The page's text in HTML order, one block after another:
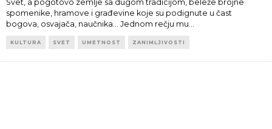
Svet, a pogotovo zemlje sa dugom tradicijom, beleže brojne
spomenike, hramove i građevine koje su podignute u čast
bogova, osvajača, naučnika... Jednom rečju mu...
KULTURA SVET UMETNOST ZANIMLJIVOSTI